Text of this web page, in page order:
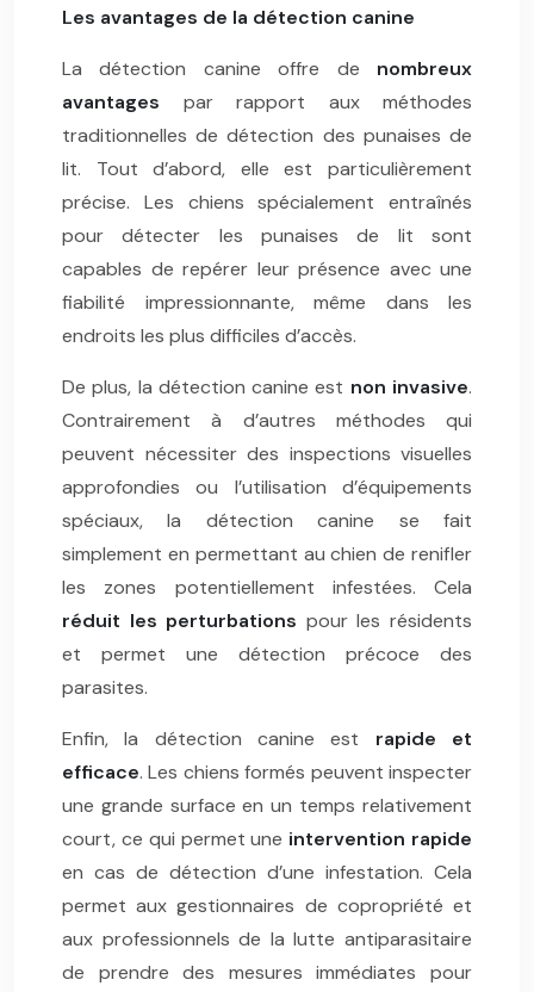
Les avantages de la détection canine
La détection canine offre de nombreux
avantages par rapport aux méthodes
traditionnelles de détection des punaises de
lit. Tout d’abord, elle est particulièrement
précise. Les chiens spécialement entraînés
pour détecter les punaises de lit sont
capables de repérer leur présence avec une
fiabilité impressionnante, même dans les
endroits les plus difficiles d’accès.
De plus, la détection canine est non invasive.
Contrairement à d’autres méthodes qui
peuvent nécessiter des inspections visuelles
approfondies ou l’utilisation d’équipements
spéciaux, la détection canine se fait
simplement en permettant au chien de renifler
les zones potentiellement infestées. Cela
réduit les perturbations pour les résidents
et permet une détection précoce des
parasites.
Enfin, la détection canine est rapide et
efficace. Les chiens formés peuvent inspecter
une grande surface en un temps relativement
court, ce qui permet une intervention rapide
en cas de détection d’une infestation. Cela
permet aux gestionnaires de copropriété et
aux professionnels de la lutte antiparasitaire
de prendre des mesures immédiates pour